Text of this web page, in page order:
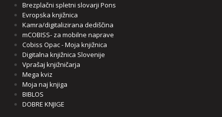
Brezplačni spletni slovarji Pons
Evropska knjižnica
Kamra/digitalizirana dediščina
mCOBISS- za mobilne naprave
Cobiss Opac - Moja knjižnica
Digitalna knjižnica Slovenije
Vprašaj knjižničarja
Mega kviz
Moja naj knjiga
BIBLOS
DOBRE KNJIGE